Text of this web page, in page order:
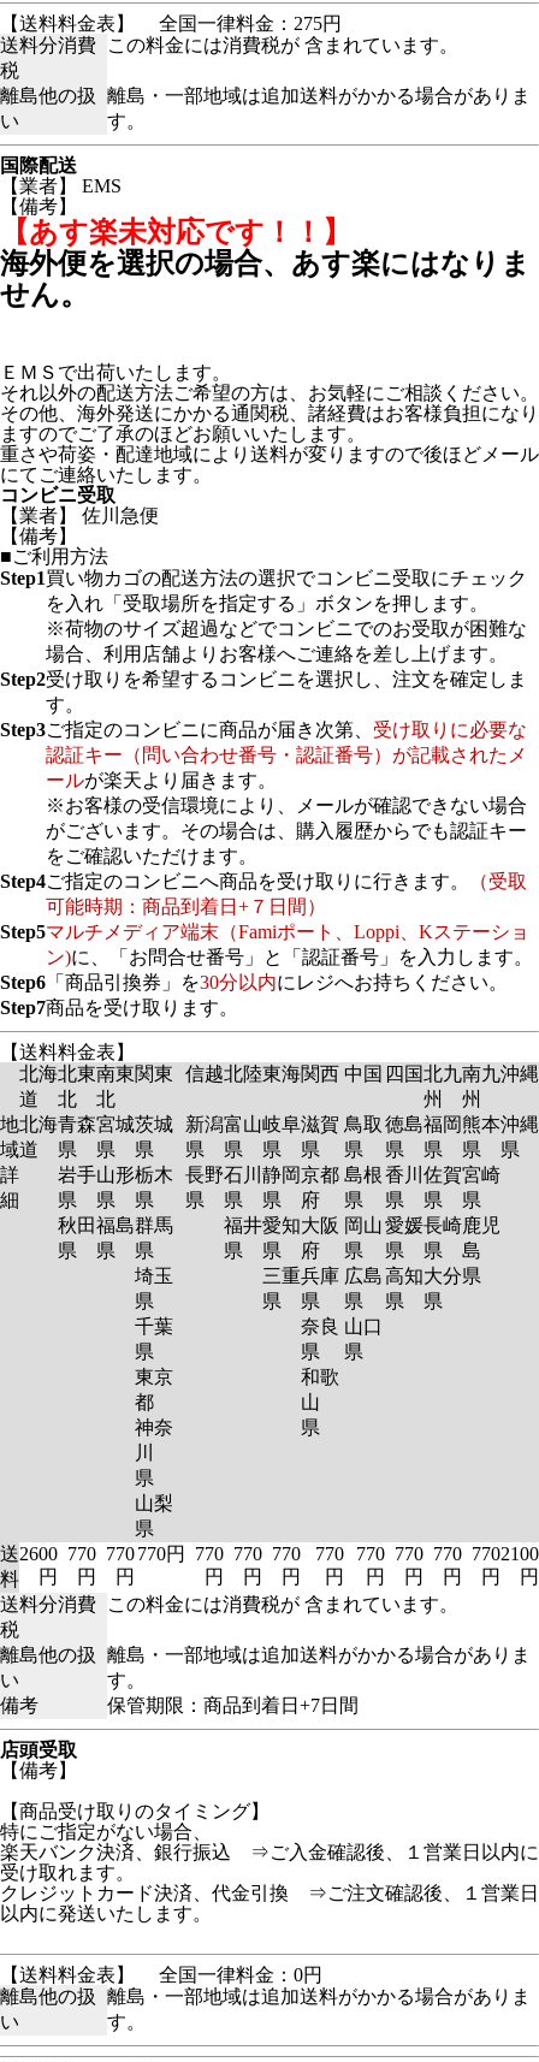
【送料料金表】
全国一律料金：275円
送料分消費
税
この料金には消費税が 含まれています。
離島他の扱
い
離島・一部地域は追加送料がかかる場合がありま
す。
国際配送
【業者】 EMS
【備考】
【あす楽未対応です！！】
海外便を選択の場合、あす楽にはなりま
せん。
ＥＭＳで出荷いたします。
それ以外の配送方法ご希望の方は、お気軽にご相談ください。
その他、海外発送にかかる通関税、諸経費はお客様負担になり
ますのでご了承のほどお願いいたします。
重さや荷姿・配達地域により送料が変りますので後ほどメール
にてご連絡いたします。
コンビニ受取
【業者】 佐川急便
【備考】
■ご利用方法
Step1買い物カゴの配送方法の選択でコンビニ受取にチェック
を入れ「受取場所を指定する」ボタンを押します。
※荷物のサイズ超過などでコンビニでのお受取が困難な
場合、利用店舗よりお客様へご連絡を差し上げます。
Step2受け取りを希望するコンビニを選択し、注文を確定しま
す。
Step3ご指定のコンビニに商品が届き次第、 受け取りに必要な
認証キー（問い合わせ番号・認証番号）が記載されたメ
ールが楽天より届きます。
※お客様の受信環境により、メールが確認できない場合
がございます。その場合は、購入履歴からでも認証キー
をご確認いただけます。
Step4ご指定のコンビニへ商品を受け取りに行きます。
（受取
可能時期：商品到着日+７日間）
Step5マルチメディア端末（Famiポート、Loppi、Kステーショ
ン)に、「お問合せ番号」と「認証番号」を入力します。
Step6 「商品引換券」を30分以内にレジへお持ちください。
Step7商品を受け取ります。
【送料料金表】
北海
道
北東
北
南東
北
関東 信越北陸東海関西 中国 四国北九
州
南九
州
沖縄
地
域
詳
細
北海
道
青森
県
岩手
県
秋田
県
宮城
県
山形
県
福島
県
茨城
県
栃木
県
群馬
県
埼玉
県
千葉
県
東京
都
神奈
川
県
山梨
県
新潟
県
長野
県
富山
県
石川
県
福井
県
岐阜
県
静岡
県
愛知
県
三重
県
滋賀
県
京都
府
大阪
府
兵庫
県
奈良
県
和歌
山
県
鳥取
県
島根
県
岡山
県
広島
県
山口
県
徳島
県
香川
県
愛媛
県
高知
県
福岡
県
佐賀
県
長崎
県
大分
県
熊本
県
宮崎
県
鹿児
島
県
沖縄
県
送
料
2600
円
770
円
770
円
770円
770
円
770
円
770
円
770
円
770
円
770
円
770
円
770
円
2100
円
送料分消費
税
この料金には消費税が 含まれています。
離島他の扱
い
離島・一部地域は追加送料がかかる場合がありま
す。
備考
保管期限：商品到着日+7日間
店頭受取
【備考】
【商品受け取りのタイミング】
特にご指定がない場合、
楽天バンク決済、銀行振込 ⇒ご入金確認後、１営業日以内に
受け取れます。
クレジットカード決済、代金引換 ⇒ご注文確認後、１営業日
以内に発送いたします。
【送料料金表】
全国一律料金：0円
離島他の扱
い
離島・一部地域は追加送料がかかる場合がありま
す。